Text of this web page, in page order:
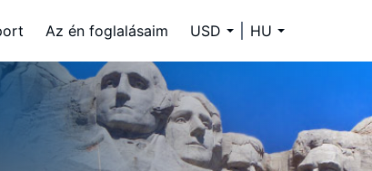
Az én foglalásaim USD HU